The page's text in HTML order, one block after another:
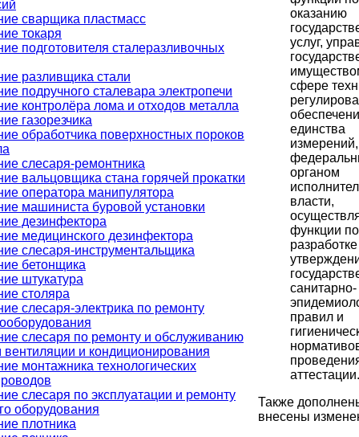
сварщика пластмасс
токаря
подготовителя сталеразливочных
разливщика стали
подручного сталевара электропечи
контролёра лома и отходов металла
газорезчика
обработчика поверхностных пороков
слесаря-ремонтника
вальцовщика стана горячей прокатки
оператора манипулятора
машиниста буровой установки
дезинфектора
медицинского дезинфектора
слесаря-инструментальщика
бетонщика
штукатура
столяра
слесаря-электрика по ремонту
слесаря по ремонту и обслуживанию
вентиляции и кондиционирования
монтажника технологических
слесаря по эксплуатации и ремонту
оборудования
плотника
оказанию
услуг,
сфере
единства
органом
власти,
функции по
санитарно-
правил и
аттестации.
Также
внесены